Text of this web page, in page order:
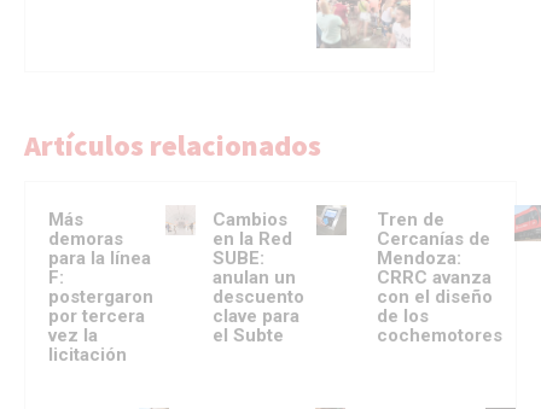
Artículos relacionados
Más
demoras
para la línea
F:
postergaron
por tercera
vez la
licitación
Cambios
en la Red
SUBE:
anulan un
descuento
clave para
el Subte
Tren de
Cercanías de
Mendoza:
CRRC avanza
con el diseño
de los
cochemotores